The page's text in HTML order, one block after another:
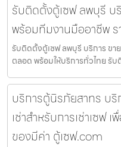
รับติดตั้งตู้เซฟ ลพบุรี บ
พร้อมทีมงานมืออาชีพ ร
รับติดตั้งตู้เซฟ ลพบุรี บริการ ข
ตลอด พร้อมให้บริการทั่วไทย รั
บริการตู้นิรภัยสาทร บ
เช่าสำหรับการเช่าเซฟ
ของมีค่า ตู้เซฟ.com